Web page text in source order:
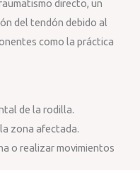
directo, un
del tendón debido al
como la práctica
de la rodilla.
zona afectada.
o realizar movimientos